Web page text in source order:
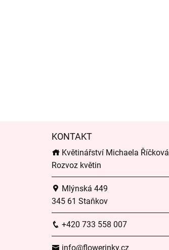
KONTAKT
Květinářství Michaela Říčková |
Rozvoz květin
Mlýnská 449
345 61 Staňkov
+420 733 558 007
info@flowerinky.cz